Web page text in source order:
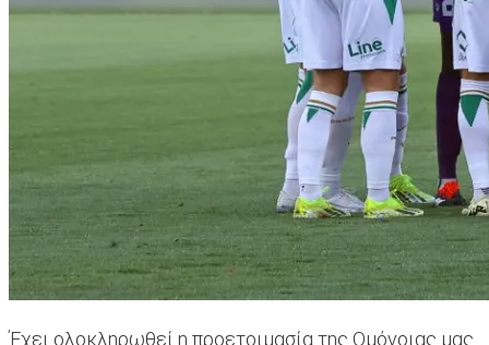
Έχει ολοκληρωθεί η προετοιμασία της Ομόνοιας μας